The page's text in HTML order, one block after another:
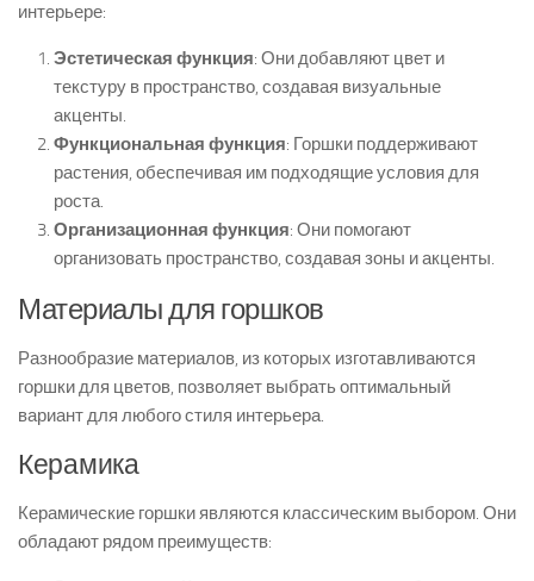
интерьере:
Эстетическая функция: Они добавляют цвет и
текстуру в пространство, создавая визуальные
акценты.
Функциональная функция: Горшки поддерживают
растения, обеспечивая им подходящие условия для
роста.
Организационная функция: Они помогают
организовать пространство, создавая зоны и акценты.
Материалы для горшков
Разнообразие материалов, из которых изготавливаются
горшки для цветов, позволяет выбрать оптимальный
вариант для любого стиля интерьера.
Керамика
Керамические горшки являются классическим выбором. Они
обладают рядом преимуществ: